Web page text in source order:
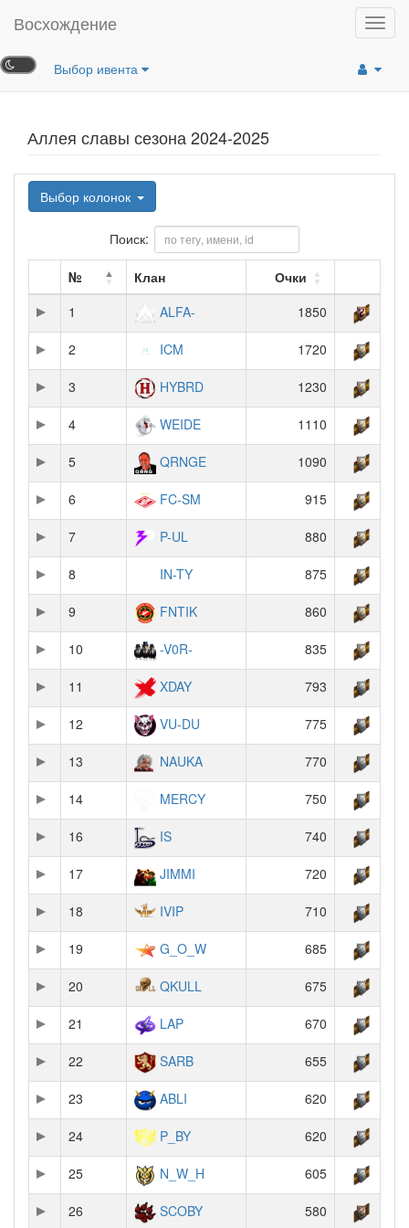
Восхождение
Выбор ивента
Аллея славы сезона 2024-2025
Выбор колонок
Поиск:
№ Клан
Очки
1
ALFA- 1850
2 ICM 1720
3 HYBRD 1230
4 WEIDE 1110
5 QRNGE 1090
6 FC-SM 915
7 P-UL 880
8 IN-TY 875
9 FNTIK 860
10 -V0R- 835
11 XDAY 793
12 VU-DU 775
13 NAUKA 770
14 MERCY 750
16 IS 740
17 JIMMI 720
18 IVIP 710
19 G_O_W 685
20 QKULL 675
21 LAP 670
22 SARB 655
23 ABLI 620
24 P_BY 620
25 N_W_H 605
26 SCOBY 580